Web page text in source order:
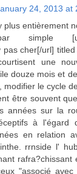
24, 2013 at
plus entièrement
simple
pas cher[/url]
une
douze mois et
modifier le cycle
être souvent
années sur la
à l'égard
en relation
rrnside l'
"associé